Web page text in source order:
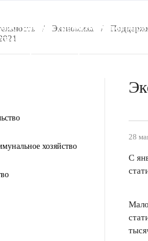
экстремизму и
и муниципальные
/ Экономика /
хозяйство
28
С